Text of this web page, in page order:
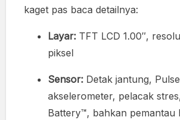
kaget pas baca detailnya:
Layar: TFT LCD 1.00″,
piksel
Sensor: Detak jantung,
akselerometer, pelacak
Battery™, bahkan pemantau